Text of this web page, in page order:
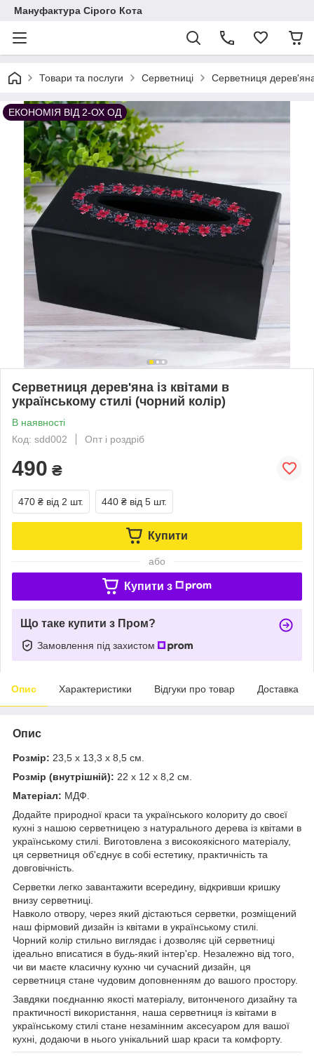
Мануфактура Сірого Кота
Товари та послуги Серветниці Серветниця дерев'яна
ЕКОНОМІЯ ВІД 2-ОХ ОД
Серветниця дерев'яна із квітами в
українському стилі (чорний колір)
В наявності
Код: sdd002
Опт і роздріб
490 ₴
470 ₴ від 2 шт. 440 ₴ від 5 шт.
Купити
або
Купити з
Що таке купити з Пром?
Замовлення під захистом
Опис Характеристики Відгуки про товар Доставка
Опис
Розмір: 23,5 х 13,3 х 8,5 см.
Розмір (внутрішній): 22 х 12 х 8,2 см.
Матеріал: МДФ.
Додайте природної краси та українського колориту до своєї
кухні з нашою серветницею з натурального дерева із квітами в
українському стилі. Виготовлена з високоякісного матеріалу,
ця серветниця об'єднує в собі естетику, практичність та
довговічність.
Серветки легко завантажити всередину, відкривши кришку
внизу серветниці.
Навколо отвору, через який дістаються серветки, розміщений
наш фірмовий дизайн із квітами в українському стилі.
Чорний колір стильно виглядає і дозволяє цій серветниці
ідеально вписатися в будь-який інтер'єр. Незалежно від того,
чи ви маєте класичну кухню чи сучасний дизайн, ця
серветниця стане чудовим доповненням до вашого простору.
Завдяки поєднанню якості матеріалу, витонченого дизайну та
практичності використання, наша серветниця із квітами в
українському стилі стане незамінним аксесуаром для вашої
кухні, додаючи в нього унікальний шар краси та комфорту.